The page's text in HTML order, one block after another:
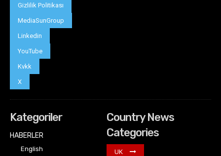
Gizlilik Politikası
MediaSunGroup
Linkedin
YouTube
Kvkk
X
Kategoriler
HABERLER
English
Country News
Categories
UK